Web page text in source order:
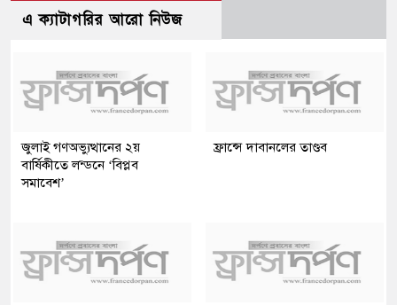
এ ক্যাটাগরির আরো নিউজ
জুলাই গণঅভ্যুত্থানের ২য়
বার্ষিকীতে লন্ডনে ‘বিপ্লব
সমাবেশ’
ফ্রান্সে দাবানলের তাণ্ডব